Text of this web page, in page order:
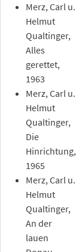
Merz, Carl u.
Helmut
Qualtinger,
Alles
gerettet,
1963
Merz, Carl u.
Helmut
Qualtinger,
Die
Hinrichtung,
1965
Merz, Carl u.
Helmut
Qualtinger,
An der
lauen